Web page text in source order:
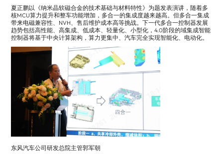
夏正鹏以《纳米晶软磁合金的技术基础与材料特性》为题发表演讲，随着多
核MCU算力提升和整车功能增加，多合一的集成度越来越高。但多合一集成
带来电磁兼容性、NVH、售后维护成本高等挑战。下一代多合一控制器发展
趋势包括高性能、高集成、低成本、轻量化、小型化，4.0阶段的域集成智能
控制器将基于中央计算架构，算力更集中、汽车完全实现智能化、电动化。
东风汽车公司研发总院主管郭军朝